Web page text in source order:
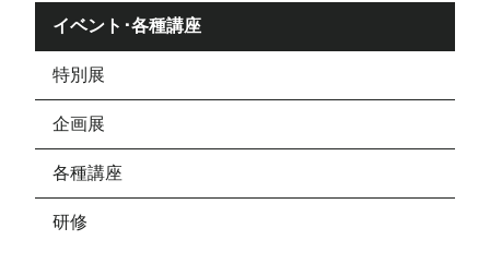
イベント･各種講座
特別展
企画展
各種講座
研修